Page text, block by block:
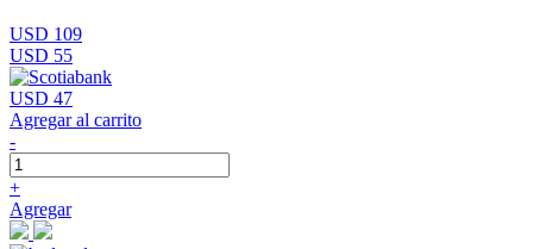
USD 109
USD 55
USD 47
Agregar al carrito
-
+
Agregar